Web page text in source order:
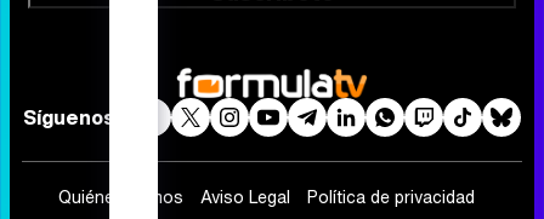
Síguenos
Quiénes somos Aviso Legal
Política de privacidad